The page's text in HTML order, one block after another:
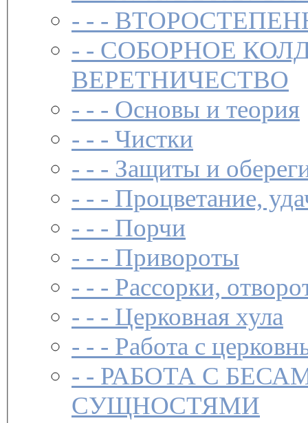
- - -
- - СОБОРНОЕ
ВЕРЕТНИЧЕСТВО
- - - Основы и теория
- - - Чистки­
- - - Защиты и
- - - Процветание,
- - - Порчи
- - - Привороты
- - - Рассорки,
- - - Церковная хула
- - - Работа с
- - РАБОТА С
СУЩНОСТЯМИ